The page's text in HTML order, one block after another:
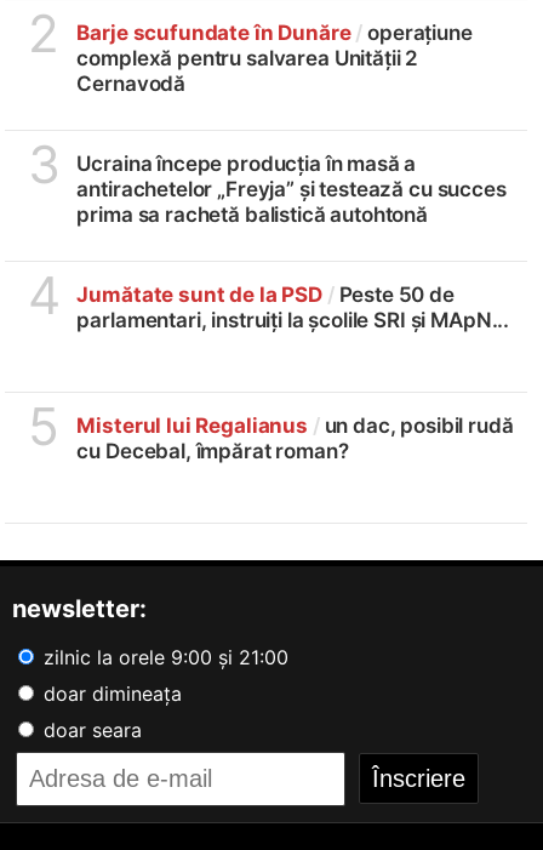
2 Barje scufundate în Dunăre / operațiune
complexă pentru salvarea Unității 2
Cernavodă
3
Ucraina începe producția în masă a
antirachetelor „Freyja” și testează cu succes
prima sa rachetă balistică autohtonă
4 Jumătate sunt de la PSD / Peste 50 de
parlamentari, instruiți la școlile SRI și MApN...
5 Misterul lui Regalianus /un dac, posibil rudă
cu Decebal, împărat roman?
newsletter:
zilnic la orele 9:00 și 21:00
doar dimineața
doar seara